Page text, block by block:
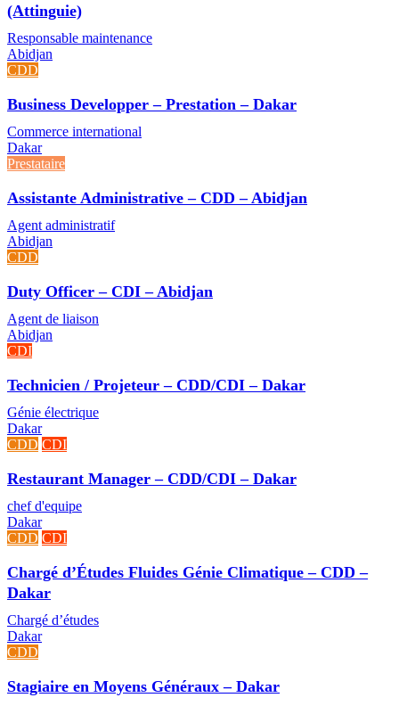
(Attinguie)
Responsable maintenance
Abidjan
CDD
Business Developper – Prestation – Dakar
Commerce international
Dakar
Prestataire
Assistante Administrative – CDD – Abidjan
Agent administratif
Abidjan
CDD
Duty Officer – CDI – Abidjan
Agent de liaison
Abidjan
CDI
Technicien / Projeteur – CDD/CDI – Dakar
Génie électrique
Dakar
CDD CDI
Restaurant Manager – CDD/CDI – Dakar
chef d'equipe
Dakar
CDD CDI
Chargé d’Études Fluides Génie Climatique – CDD –
Dakar
Chargé d’études
Dakar
CDD
Stagiaire en Moyens Généraux – Dakar